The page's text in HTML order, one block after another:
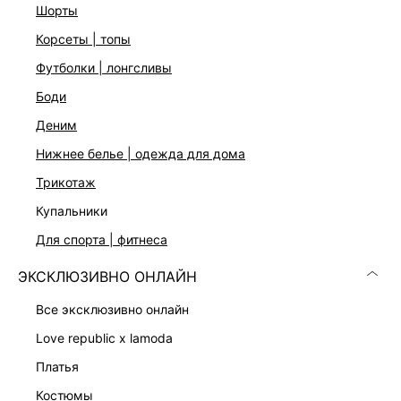
шорты
корсеты | топы
футболки | лонгсливы
боди
деним
нижнее белье | одежда для дома
трикотаж
купальники
для спорта | фитнеса
ЭКСКЛЮЗИВНО ОНЛАЙН
все эксклюзивно онлайн
love republic x lamoda
платья
костюмы
Скачать
КАТАЛОГ
ЛИЧНЫЙ КАБИНЕТ